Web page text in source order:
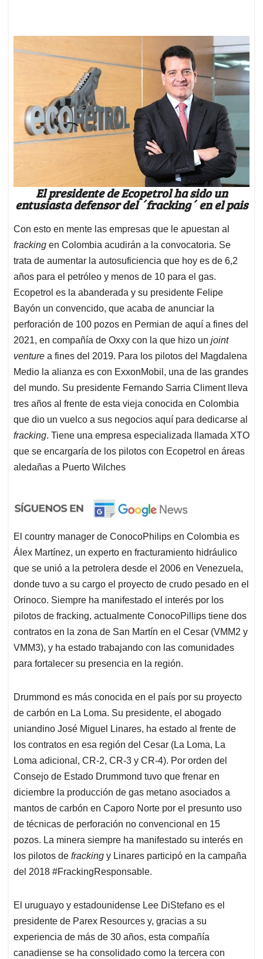
El presidente de Ecopetrol ha sido un
entusiasta defensor del ´fracking´ en el pais
Con esto en mente las empresas que le apuestan al
fracking en Colombia acudirán a la convocatoria. Se
trata de aumentar la autosuficiencia que hoy es de 6,2
años para el petróleo y menos de 10 para el gas.
Ecopetrol es la abanderada y su presidente Felipe
Bayón un convencido, que acaba de anunciar la
perforación de 100 pozos en Permian de aquí a fines del
2021, en compañía de Oxxy con la que hizo un joint
venture a fines del 2019. Para los pilotos del Magdalena
Medio la alianza es con ExxonMobil, una de las grandes
del mundo. Su presidente Fernando Sarria Climent lleva
tres años al frente de esta vieja conocida en Colombia
que dio un vuelco a sus negocios aquí para dedicarse al
fracking. Tiene una empresa especializada llamada XTO
que se encargaría de los pilotos con Ecopetrol en áreas
aledañas a Puerto Wilches
El country manager de ConocoPhilips en Colombia es
Álex Martínez, un experto en fracturamiento hidráulico
que se unió a la petrolera desde el 2006 en Venezuela,
donde tuvo a su cargo el proyecto de crudo pesado en el
Orinoco. Siempre ha manifestado el interés por los
pilotos de fracking, actualmente ConocoPillips tiene dos
contratos en la zona de San Martín en el Cesar (VMM2 y
VMM3), y ha estado trabajando con las comunidades
para fortalecer su presencia en la región.
Drummond es más conocida en el país por su proyecto
de carbón en La Loma. Su presidente, el abogado
uniandino José Miguel Linares, ha estado al frente de
los contratos en esa región del Cesar (La Loma, La
Loma adicional, CR-2, CR-3 y CR-4). Por orden del
Consejo de Estado Drummond tuvo que frenar en
diciembre la producción de gas metano asociados a
mantos de carbón en Caporo Norte por el presunto uso
de técnicas de perforación no convencional en 15
pozos. La minera siempre ha manifestado su interés en
los pilotos de fracking y Linares participó en la campaña
del 2018 #FrackingResponsable.
El uruguayo y estadounidense Lee DiStefano es el
presidente de Parex Resources y, gracias a su
experiencia de más de 30 años, esta compañía
canadiense se ha consolidado como la tercera con